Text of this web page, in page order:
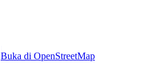
Buka di OpenStreetMap